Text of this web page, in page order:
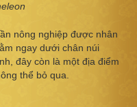
nông nghiệp được nhân
ngay dưới chân núi
đây còn là một địa điểm
thể bỏ qua.